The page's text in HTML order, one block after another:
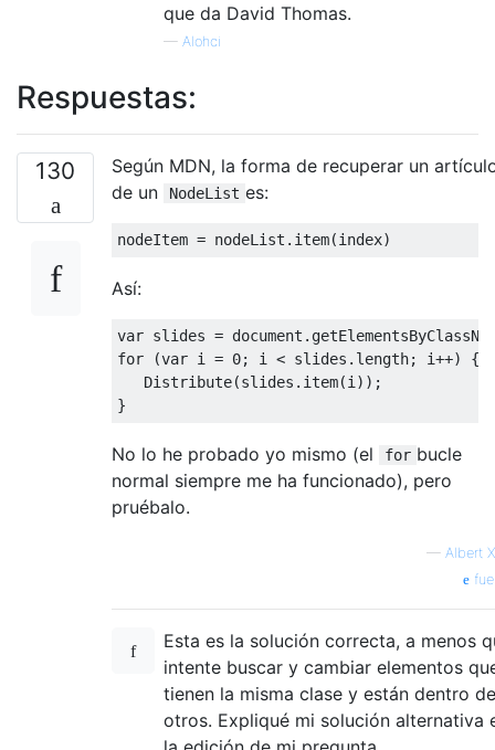
que da David Thomas.
— Alohci
Respuestas:
130
Según MDN, la forma de recuperar un
de un
NodeList es:
nodeItem = nodeList . item(index)
Así:
var slides = document .
for
(var i = 0; i < slides . length; i++)
{
Distribute(slides . item(i ));
}
No lo he probado yo mismo (el for bucle
normal siempre me ha funcionado), pero
pruébalo.
— Albert
Esta es la solución correcta, a menos
intente buscar y cambiar elementos
tienen la misma clase y están dentro de
otros. Expliqué mi solución alternativa